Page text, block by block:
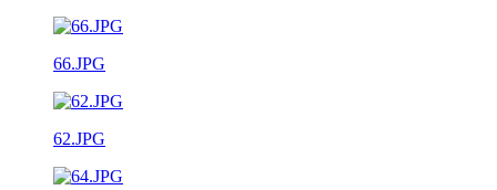
66.JPG
62.JPG